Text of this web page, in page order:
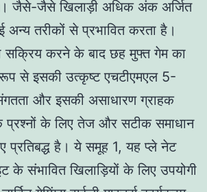
जैसे-जैसे खिलाड़ी अधिक अंक अर्जित
तरीकों से प्रभावित करता है।
सक्रिय करने के बाद छह मुफ्त गेम का
से इसकी उत्कृष्ट एचटीएमएल 5-
और इसकी असाधारण ग्राहक
प्रश्नों के लिए तेज और सटीक समाधान
प्रतिबद्ध है। ये समूह 1, यह प्ले नेट
के संभावित खिलाड़ियों के लिए उपयोगी